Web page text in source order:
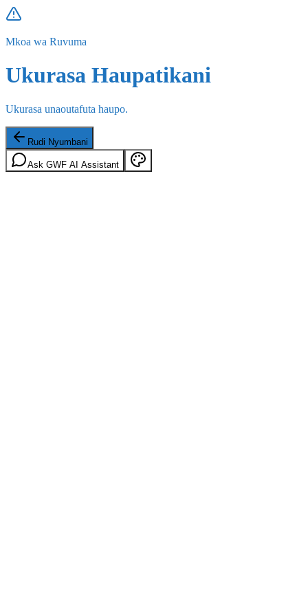
Mkoa wa Ruvuma
Ukurasa Haupatikani
Ukurasa unaoutafuta haupo.
Rudi Nyumbani
Ask GWF AI Assistant